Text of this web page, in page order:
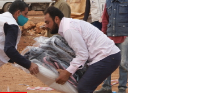
doador
para doadores de MSF....